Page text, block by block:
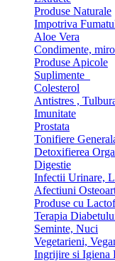
Produse Naturale
Impotriva
Aloe Vera
Condimente,
Produse Apicole
Suplimente
Colesterol
Antistres ,
Imunitate
Prostata
Tonifiere
Detoxifierea
Digestie
Infectii Urinare,
Afectiuni
Produse cu
Terapia
Seminte, Nuci
Vegetarieni,
Ingrijire si Igiena